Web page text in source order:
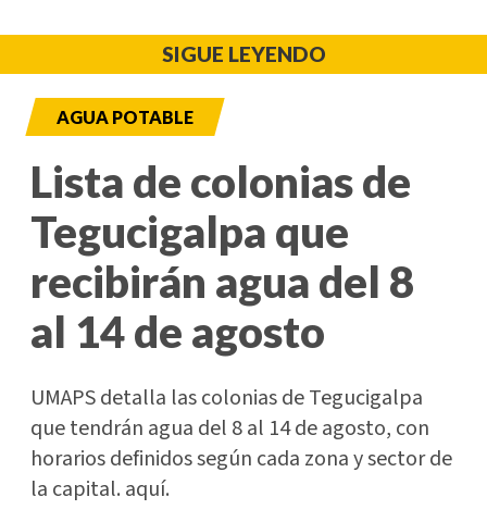
SIGUE LEYENDO
AGUA POTABLE
Lista de colonias de
Tegucigalpa que
recibirán agua del 8
al 14 de agosto
UMAPS detalla las colonias de Tegucigalpa
que tendrán agua del 8 al 14 de agosto, con
horarios definidos según cada zona y sector de
la capital. aquí.